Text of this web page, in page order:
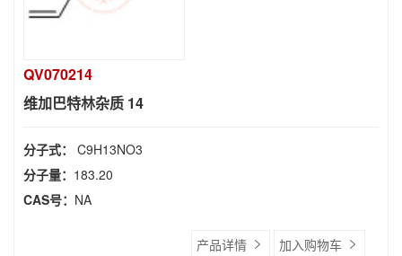
QV070214
维加巴特林杂质 14
分子式： C9H13NO3
分子量： 183.20
CAS号： NA
产品详情 加入购物车